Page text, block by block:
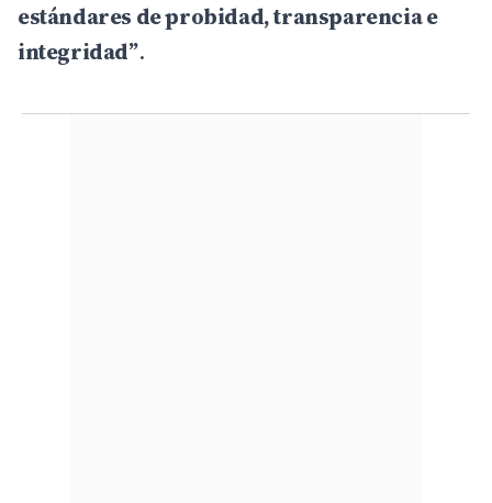
estándares de probidad, transparencia e
integridad”.